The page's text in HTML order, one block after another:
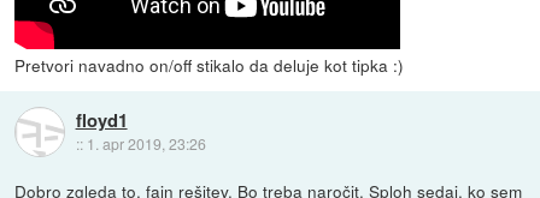
Pretvori navadno on/off stikalo da deluje kot tipka :)
floyd1
:: 1. apr 2019, 23:26
Dobro zgleda to, fajn rešitev. Bo treba naročit. Sploh sedaj, ko sem